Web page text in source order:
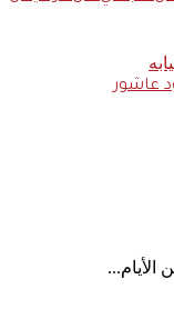
عاشور